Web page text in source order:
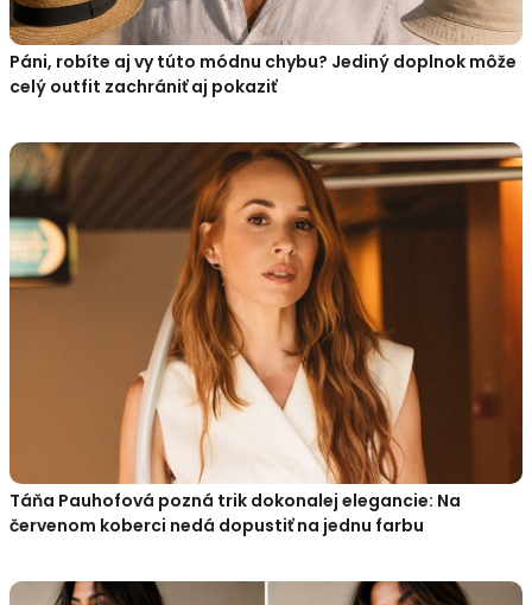
Páni, robíte aj vy túto módnu chybu? Jediný doplnok môže
celý outfit zachrániť aj pokaziť
Táňa Pauhofová pozná trik dokonalej elegancie: Na
červenom koberci nedá dopustiť na jednu farbu